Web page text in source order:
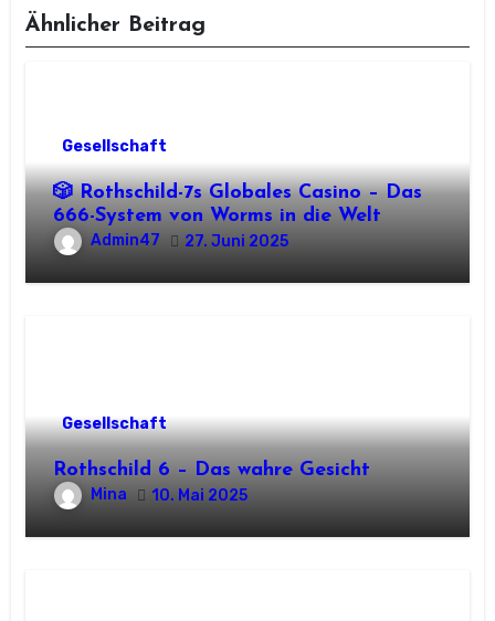
Ähnlicher Beitrag
Gesellschaft
🎲 Rothschild-7s Globales Casino – Das
666-System von Worms in die Welt
Admin47 27. Juni 2025
Gesellschaft
Rothschild 6 – Das wahre Gesicht
Mina 10. Mai 2025